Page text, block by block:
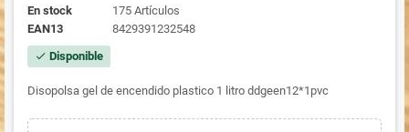
En stock
175 Artículos
EAN13
8429391232548
check Disponible
Disopolsa gel de encendido plastico 1 litro ddgeen12*1pvc